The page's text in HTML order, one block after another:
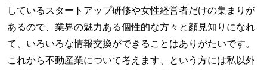
しているスタートアップ研修や女性経営者だけの集まりが
あるので、業界の魅力ある個性的な方々と顔見知りになれ
て、いろいろな情報交換ができることはありがたいです。
これから不動産業について考えます、という方には私以外